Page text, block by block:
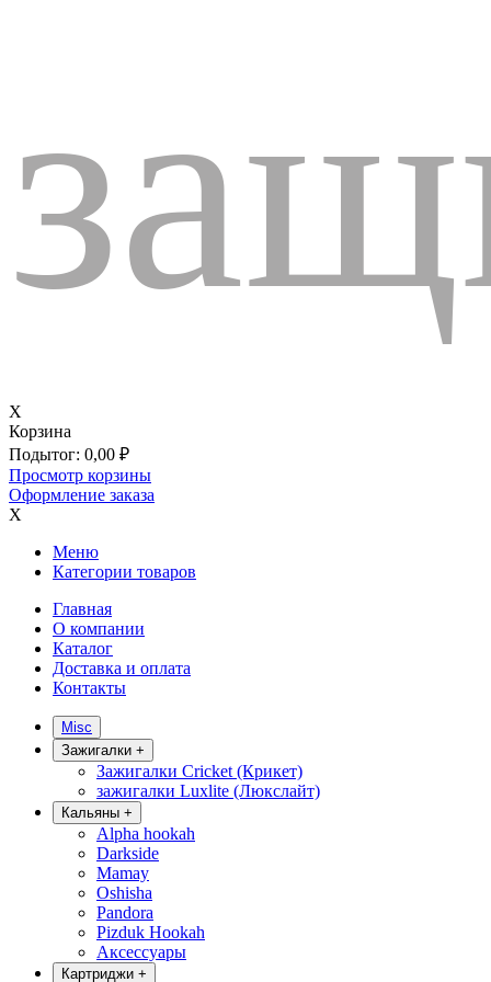
X
Корзина
Подытог: 0,00 ₽
Просмотр корзины
Оформление заказа
X
Меню
Категории товаров
Главная
О компании
Каталог
Доставка и оплата
Контакты
Misc
Зажигалки +
Зажигалки Cricket (Крикет)
зажигалки Luxlite (Люкслайт)
Кальяны +
Alpha hookah
Darkside
Mamay
Oshisha
Pandora
Pizduk Hookah
Аксессуары
Картриджи +